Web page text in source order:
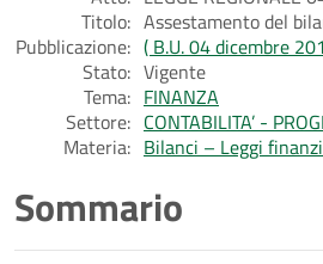
Titolo: Assestamento del
Pubblicazione: ( B.U. 04 dicembre
Stato: Vigente
Tema: FINANZA
Settore: CONTABILITA’ -
Materia: Bilanci – Leggi
Sommario